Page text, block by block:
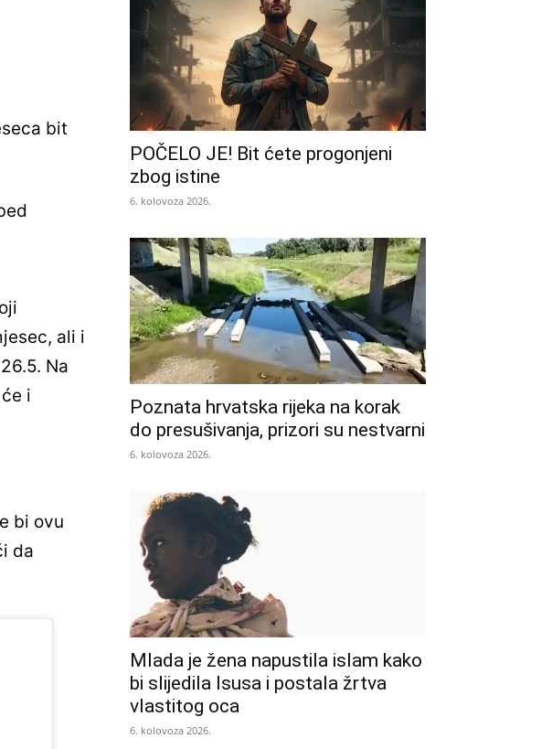
bit
ali i
Na
i
bi ovu
da
POČELO JE! Bit ćete progonjeni
zbog istine
6. kolovoza 2026.
Poznata hrvatska rijeka na korak
do presušivanja, prizori su nestvarni
6. kolovoza 2026.
Mlada je žena napustila islam kako
bi slijedila Isusa i postala žrtva
vlastitog oca
6. kolovoza 2026.